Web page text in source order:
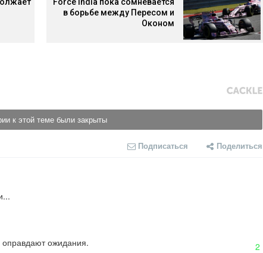
Force India пока сомневается
в борьбе между Пересом и
Оконом
к этой теме были закрыты
Подписаться Поделиться
ожидания. 2